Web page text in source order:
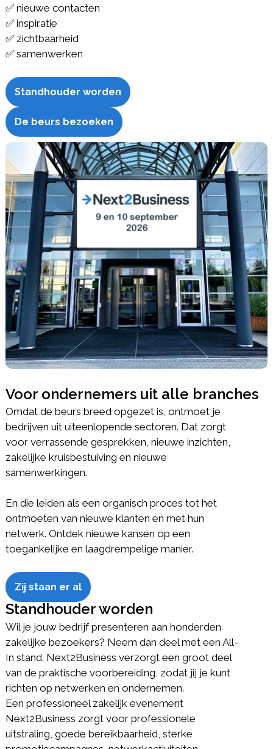
✅ nieuwe contacten
✅ inspiratie
✅ zichtbaarheid
✅ samenwerken
Standhouder worden
De beurs bezoeken
Voor ondernemers uit alle branches
Omdat de beurs breed opgezet is, ontmoet je
bedrijven uit uiteenlopende sectoren. Dat zorgt
voor verrassende gesprekken, nieuwe inzichten,
zakelijke kruisbestuiving en nieuwe
samenwerkingen.
En die leiden als een organisch proces tot het
ontmoeten van nieuwe klanten en met hun
netwerk. Ontdek nieuwe kansen op een
toegankelijke en laagdrempelige manier.
Zij staan er al
Standhouder worden
Wil je jouw bedrijf presenteren aan honderden
zakelijke bezoekers? Neem dan deel met een All-
In stand. Next2Business verzorgt een groot deel
van de praktische voorbereiding, zodat jij je kunt
richten op netwerken en ondernemen.
Een professioneel zakelijk evenement
Next2Business zorgt voor professionele
uitstraling, goede bereikbaarheid, sterke